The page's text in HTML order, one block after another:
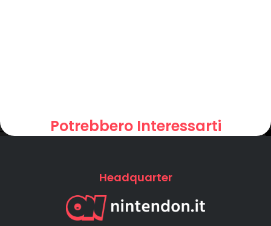
Potrebbero Interessarti
Headquarter